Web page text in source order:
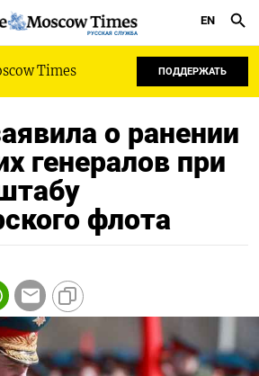
РУССКАЯ СЛУЖБА
EN
Times ПОДДЕРЖАТЬ
о ранении
генералов при
флота